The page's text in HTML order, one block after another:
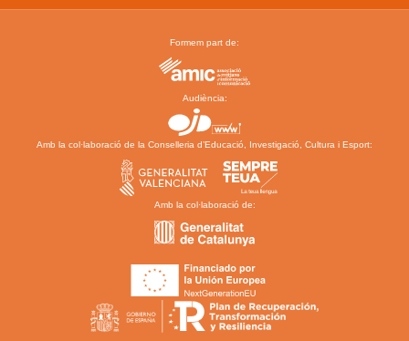
Formem part de:
Audiència:
Amb la col·laboració de la Conselleria d’Educació, Investigació, Cultura i Esport:
Amb la col·laboració de: